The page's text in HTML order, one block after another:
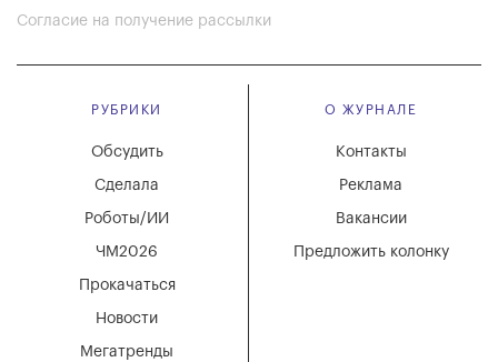
Согласие на получение рассылки
РУБРИКИ
Мегатренды
Новости
Обсудить
Сделала
Роботы/ИИ
ЧМ2026
Прокачаться
О ЖУРНАЛЕ
Вакансии
Реклама
Контакты
Предложить колонку